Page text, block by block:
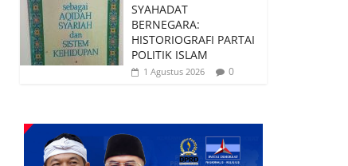
SYAHADAT
BERNEGARA:
HISTORIOGRAFI PARTAI
POLITIK ISLAM
1 Agustus 2026 0